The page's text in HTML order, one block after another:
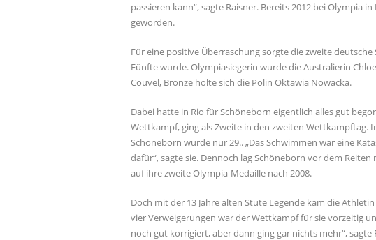
passieren kann“, sagte Raisner. Bereits 2012 bei Olympia
geworden.
Für eine positive Überraschung sorgte die zweite
Fünfte wurde. Olympiasiegerin wurde die Australierin
Couvel, Bronze holte sich die Polin Oktawia Nowacka.
Dabei hatte in Rio für Schöneborn eigentlich alles gut
Wettkampf, ging als Zweite in den zweiten Wettkampftag.
Schöneborn wurde nur 29.. „Das Schwimmen war eine
dafür“, sagte sie. Dennoch lag Schöneborn vor dem
auf ihre zweite Olympia-Medaille nach 2008.
Doch mit der 13 Jahre alten Stute Legende kam die
vier Verweigerungen war der Wettkampf für sie vorzeitig
noch gut korrigiert, aber dann ging gar nichts mehr“,